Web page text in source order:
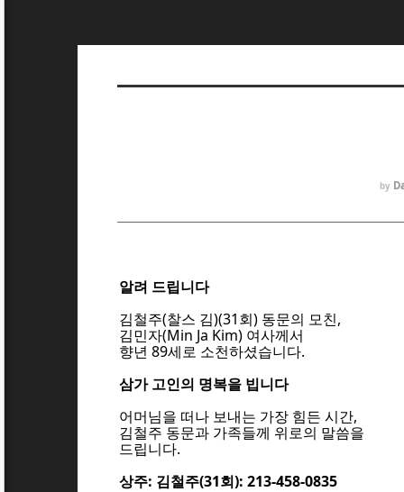
by
알려 드립니다
김철주(찰스 김)(31회) 동문의 모친,
김민자(Min Ja Kim) 여사께서
향년 89세로 소천하셨습니다.
삼가 고인의 명복을 빕니다
어머님을 떠나 보내는 가장 힘든 시간,
김철주 동문과 가족들께 위로의 말씀을
드립니다.
상주: 김철주(31회): 213-458-0835